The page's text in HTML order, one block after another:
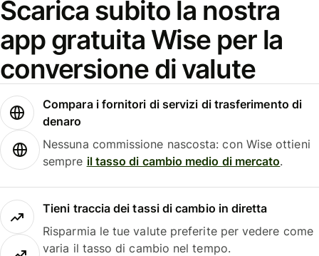
Scarica subito la nostra
app gratuita Wise per la
conversione di valute
Compara i fornitori di servizi di trasferimento di
denaro
Nessuna commissione nascosta: con Wise ottieni
sempre il tasso di cambio medio di mercato.
Tieni traccia dei tassi di cambio in diretta
Risparmia le tue valute preferite per vedere come
varia il tasso di cambio nel tempo.